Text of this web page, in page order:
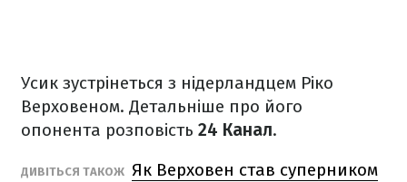
Усик зустрінеться з нідерландцем Ріко
Верховеном. Детальніше про його
опонента розповість 24 Канал.
ДИВІТЬСЯ ТАКОЖ Як Верховен став суперником